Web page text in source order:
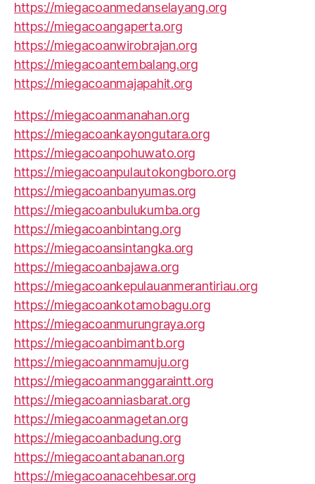
https://miegacoanmedanselayang.org
https://miegacoangaperta.org
https://miegacoanwirobrajan.org
https://miegacoantembalang.org
https://miegacoanmajapahit.org
https://miegacoanmanahan.org
https://miegacoankayongutara.org
https://miegacoanpohuwato.org
https://miegacoanpulautokongboro.org
https://miegacoanbanyumas.org
https://miegacoanbulukumba.org
https://miegacoanbintang.org
https://miegacoansintangka.org
https://miegacoanbajawa.org
https://miegacoankepulauanmerantiriau.org
https://miegacoankotamobagu.org
https://miegacoanmurungraya.org
https://miegacoanbimantb.org
https://miegacoannmamuju.org
https://miegacoanmanggaraintt.org
https://miegacoanniasbarat.org
https://miegacoanmagetan.org
https://miegacoanbadung.org
https://miegacoantabanan.org
https://miegacoanacehbesar.org